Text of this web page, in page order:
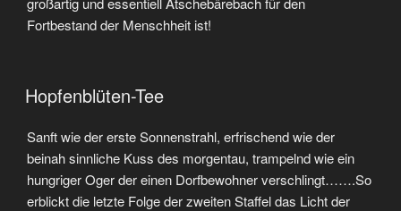
Fortbestand der Menschheit ist!
Hopfenblüten-Tee
Sanft wie der erste Sonnenstrahl, erfrischend wie der
beinah sinnliche Kuss des morgentau, trampelnd wie ein
hungriger Oger der einen Dorfbewohner verschlingt…….So
erblickt die letzte Folge der zweiten Staffel das Licht der